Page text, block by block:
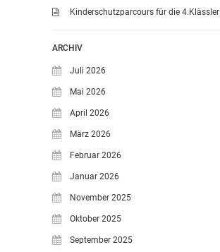
Kinderschutzparcours für die 4.Klässler
ARCHIV
Juli 2026
Mai 2026
April 2026
März 2026
Februar 2026
Januar 2026
November 2025
Oktober 2025
September 2025